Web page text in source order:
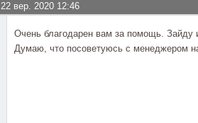
22 вер. 2020 12:46
Очень благодарен вам за помощь. Зайду
Думаю, что посоветуюсь с менеджером